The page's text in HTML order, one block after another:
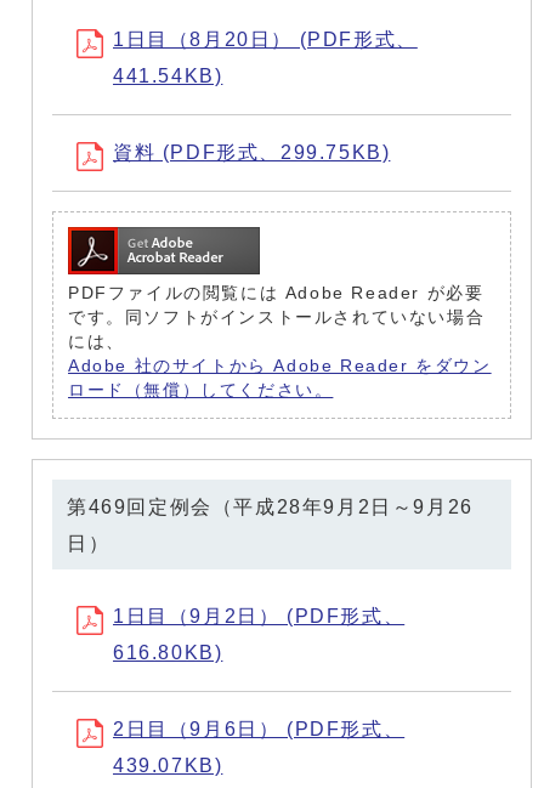
1日目（8月20日） (PDF形式、
441.54KB)
資料 (PDF形式、299.75KB)
PDFファイルの閲覧には Adobe Reader が必要
です。同ソフトがインストールされていない場合
には、
Adobe 社のサイトから Adobe Reader をダウン
ロード（無償）してください。
第469回定例会（平成28年9月2日～9月26
日）
1日目（9月2日） (PDF形式、
616.80KB)
2日目（9月6日） (PDF形式、
439.07KB)